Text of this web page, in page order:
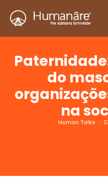
do
na
Human Talks